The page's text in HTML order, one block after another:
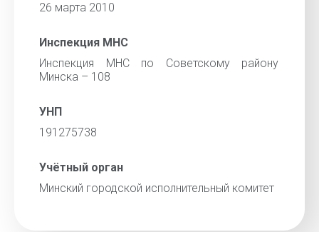
26 марта 2010
Инспекция МНС
Инспекция МНС по Советскому району
Минска – 108
УНП
191275738
Учётный орган
Минский городской исполнительный комитет